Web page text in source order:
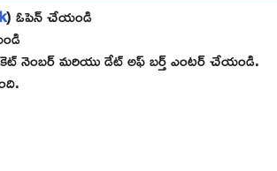
) ఓపెన్ చేయండి
నెంబర్ మరియు డేట్ అఫ్ బర్త్ ఎంటర్ చేయండి.